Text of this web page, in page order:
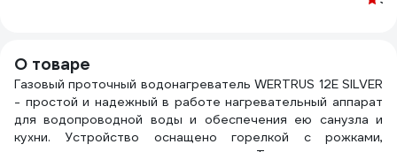
О товаре
Газовый проточный водонагреватель WERTRUS 12E SILVER
- простой и надежный в работе нагревательный аппарат
для водопроводной воды и обеспечения ею санузла и
кухни. Устройство оснащено горелкой с рожками,